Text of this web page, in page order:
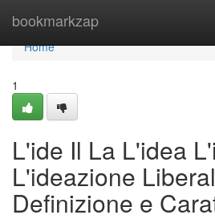
bookmarkzap
Home
Home
1
L'ide Il La L'idea
L'ideazione
Definizione e